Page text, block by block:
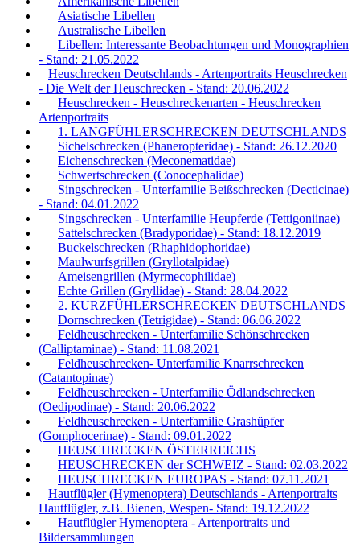
Asiatische Libellen
Australische Libellen
Libellen: Interessante Beobachtungen und Monographien
- Stand: 21.05.2022
Heuschrecken Deutschlands - Artenportraits Heuschrecken
- Die Welt der Heuschrecken - Stand: 20.06.2022
Heuschrecken - Heuschreckenarten - Heuschrecken
Artenportraits
1. LANGFÜHLERSCHRECKEN DEUTSCHLANDS
Sichelschrecken (Phaneropteridae) - Stand: 26.12.2020
Eichenschrecken (Meconematidae)
Schwertschrecken (Conocephalidae)
Singschrecken - Unterfamilie Beißschrecken (Decticinae)
- Stand: 04.01.2022
Singschrecken - Unterfamilie Heupferde (Tettigoniinae)
Sattelschrecken (Bradyporidae) - Stand: 18.12.2019
Buckelschrecken (Rhaphidophoridae)
Maulwurfsgrillen (Gryllotalpidae)
Ameisengrillen (Myrmecophilidae)
Echte Grillen (Gryllidae) - Stand: 28.04.2022
2. KURZFÜHLERSCHRECKEN DEUTSCHLANDS
Dornschrecken (Tetrigidae) - Stand: 06.06.2022
Feldheuschrecken - Unterfamilie Schönschrecken
(Calliptaminae) - Stand: 11.08.2021
Feldheuschrecken- Unterfamilie Knarrschrecken
(Catantopinae)
Feldheuschrecken - Unterfamilie Ödlandschrecken
(Oedipodinae) - Stand: 20.06.2022
Feldheuschrecken - Unterfamilie Grashüpfer
(Gomphocerinae) - Stand: 09.01.2022
HEUSCHRECKEN ÖSTERREICHS
HEUSCHRECKEN der SCHWEIZ - Stand: 02.03.2022
HEUSCHRECKEN EUROPAS - Stand: 07.11.2021
Hautflügler (Hymenoptera) Deutschlands - Artenportraits
Hautflügler, z.B. Bienen, Wespen- Stand: 19.12.2022
Hautflügler Hymenoptera - Artenportraits und
Bildersammlungen